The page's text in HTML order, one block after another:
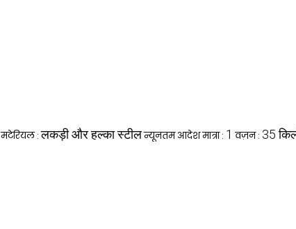
मटेरियल :लकड़ी और हल्का स्टीलन्यूनतम आदेश मात्रा : 1 वज़न : 35